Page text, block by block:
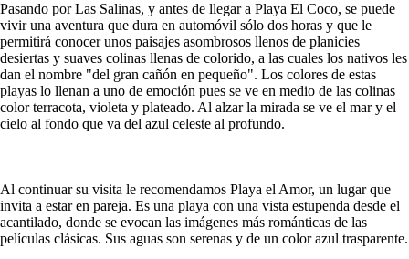
Pasando por Las Salinas, y antes de llegar a Playa El Coco, se puede
vivir una aventura que dura en automóvil sólo dos horas y que le
permitirá conocer unos paisajes asombrosos llenos de planicies
desiertas y suaves colinas llenas de colorido, a las cuales los nativos les
dan el nombre "del gran cañón en pequeño". Los colores de estas
playas lo llenan a uno de emoción pues se ve en medio de las colinas
color terracota, violeta y plateado. Al alzar la mirada se ve el mar y el
cielo al fondo que va del azul celeste al profundo.
Al continuar su visita le recomendamos Playa el Amor, un lugar que
invita a estar en pareja. Es una playa con una vista estupenda desde el
acantilado, donde se evocan las imágenes más románticas de las
películas clásicas. Sus aguas son serenas y de un color azul trasparente.